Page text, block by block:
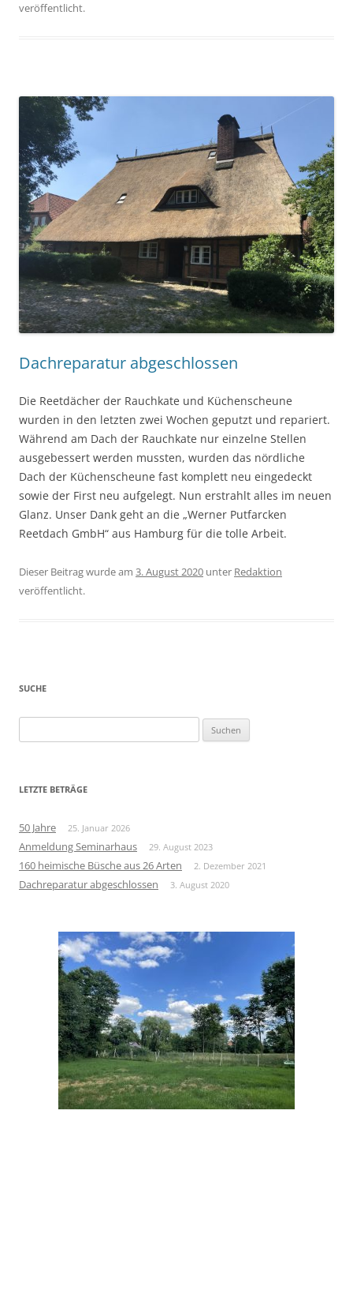
veröffentlicht.
Dachreparatur abgeschlossen
Die Reetdächer der Rauchkate und Küchenscheune
wurden in den letzten zwei Wochen geputzt und repariert.
Während am Dach der Rauchkate nur einzelne Stellen
ausgebessert werden mussten, wurden das nördliche
Dach der Küchenscheune fast komplett neu eingedeckt
sowie der First neu aufgelegt. Nun erstrahlt alles im neuen
Glanz. Unser Dank geht an die „Werner Putfarcken
Reetdach GmbH“ aus Hamburg für die tolle Arbeit.
Dieser Beitrag wurde am 3. August 2020 unter Redaktion
veröffentlicht.
SUCHE
nach:
LETZTE BETRÄGE
50 Jahre 25. Januar 2026
Anmeldung Seminarhaus 29. August 2023
160 heimische Büsche aus 26 Arten 2. Dezember 2021
Dachreparatur abgeschlossen 3. August 2020